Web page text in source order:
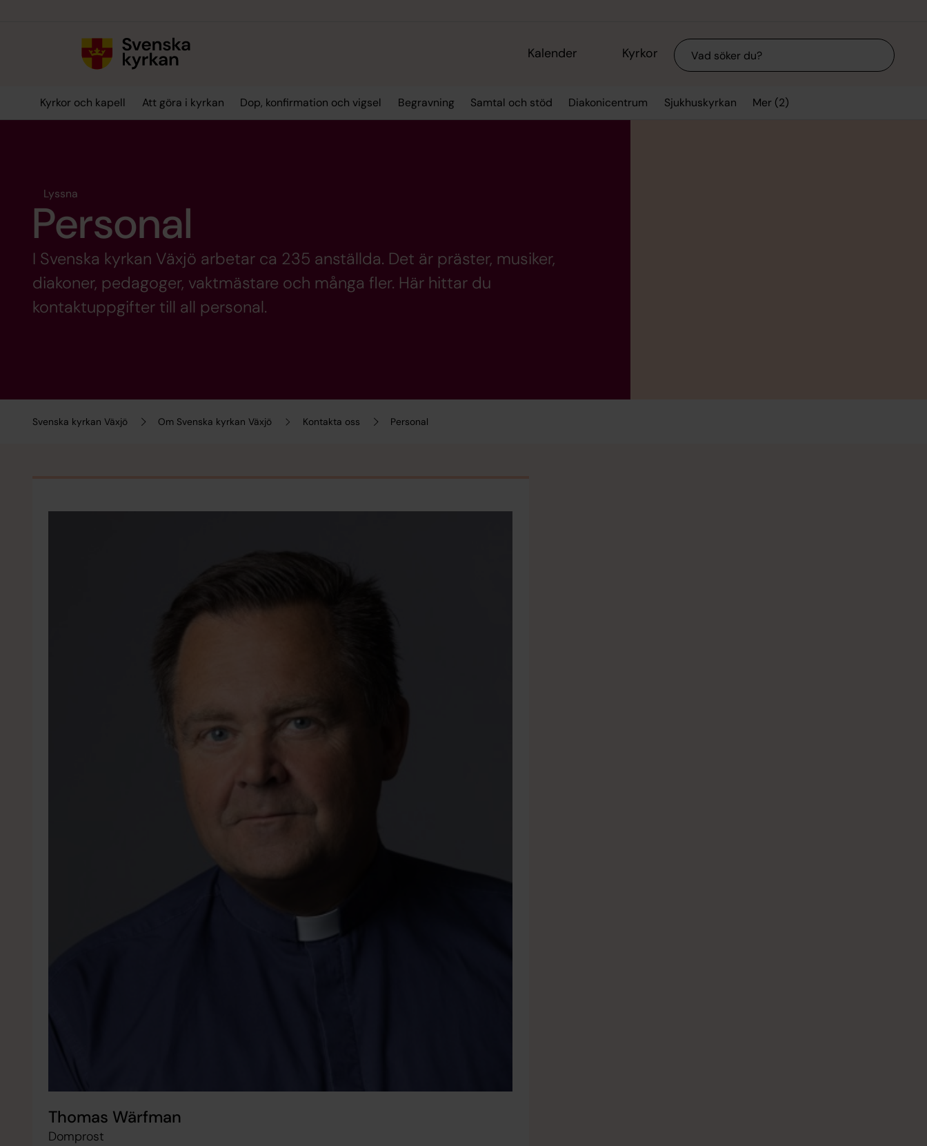
Kalender Kyrkor Sök
Kyrkor och kapell Att göra i kyrkan Dop, konfirmation och vigsel Begravning Samtal och stöd Diakonicentrum Sjukhuskyrkan Mer (2)
Svenska kyrkan Växjö Om Svenska kyrkan Växjö Kontakta oss Personal
Lyssna
Personal
I Svenska kyrkan Växjö arbetar ca 235 anställda. Det är präster, musiker,
diakoner, pedagoger, vaktmästare och många fler. Här hittar du
kontaktuppgifter till all personal.
Thomas Wärfman
Domprost